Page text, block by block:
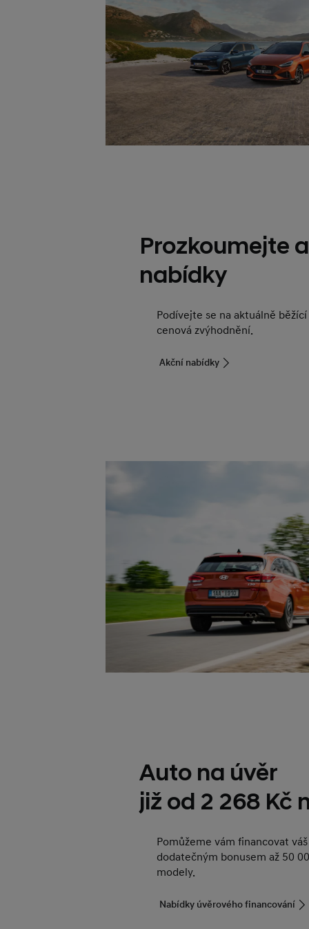
Prozkoumejte
nabídky
Podívejte se na aktuálně
cenová zvýhodnění.
Akční nabídky
Auto na úvěr
již od 2 268 Kč
Pomůžeme vám financovat
dodatečným bonusem až 50
modely.
Nabídky úvěrového financování